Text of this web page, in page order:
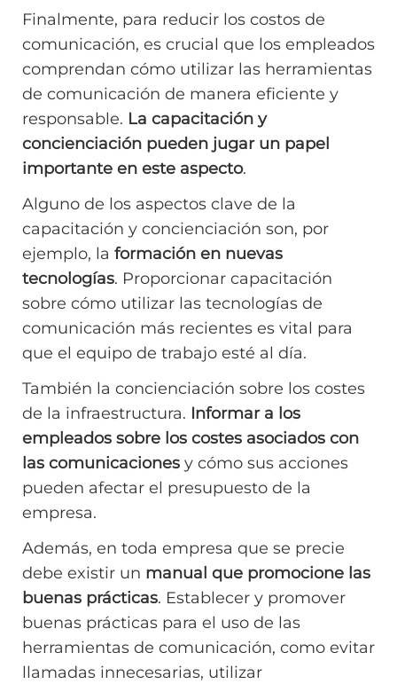
Finalmente, para reducir los costos de
comunicación, es crucial que los empleados
comprendan cómo utilizar las herramientas
de comunicación de manera eficiente y
responsable. La capacitación y
concienciación pueden jugar un papel
importante en este aspecto.
Alguno de los aspectos clave de la
capacitación y concienciación son, por
ejemplo, la formación en nuevas
tecnologías. Proporcionar capacitación
sobre cómo utilizar las tecnologías de
comunicación más recientes es vital para
que el equipo de trabajo esté al día.
También la concienciación sobre los costes
de la infraestructura. Informar a los
empleados sobre los costes asociados con
las comunicaciones y cómo sus acciones
pueden afectar el presupuesto de la
empresa.
Además, en toda empresa que se precie
debe existir un manual que promocione las
buenas prácticas. Establecer y promover
buenas prácticas para el uso de las
herramientas de comunicación, como evitar
llamadas innecesarias, utilizar